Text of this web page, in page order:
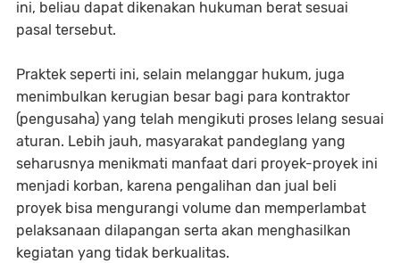
ini, beliau dapat dikenakan hukuman berat sesuai
pasal tersebut.
Praktek seperti ini, selain melanggar hukum, juga
menimbulkan kerugian besar bagi para kontraktor
(pengusaha) yang telah mengikuti proses lelang sesuai
aturan. Lebih jauh, masyarakat pandeglang yang
seharusnya menikmati manfaat dari proyek-proyek ini
menjadi korban, karena pengalihan dan jual beli
proyek bisa mengurangi volume dan memperlambat
pelaksanaan dilapangan serta akan menghasilkan
kegiatan yang tidak berkualitas.